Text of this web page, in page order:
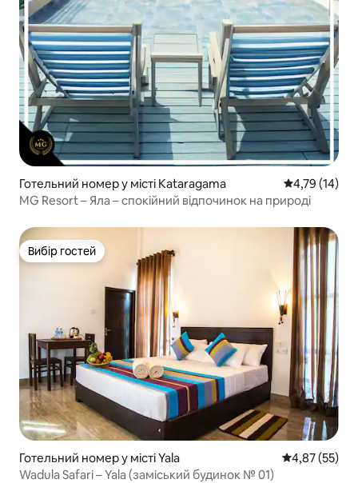
Готельний номер у місті Kataragama Середня
4,79 (14)
MG Resort – Яла – спокійний відпочинок на природі
Вибір гостей
Вибір гостей
Готельний номер у місті Yala Середня
4,87 (55)
Wadula Safari – Yala (заміський будинок № 01)